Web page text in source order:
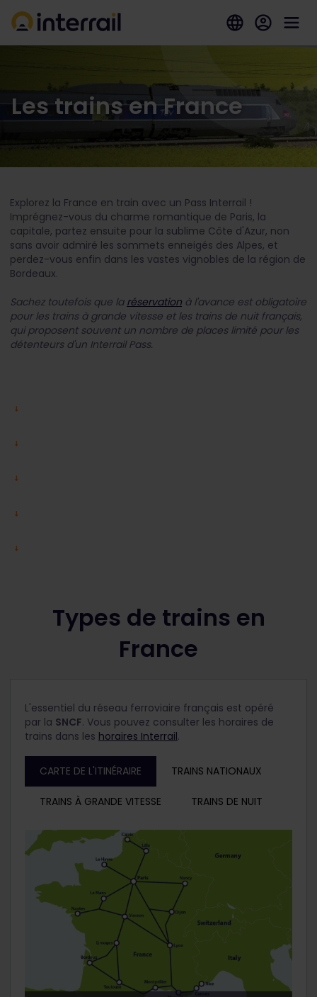
Les trains en France
Explorez la France en train avec un Pass Interrail !
Imprégnez-vous du charme romantique de Paris, la
capitale, partez ensuite pour la sublime Côte d'Azur, non
sans avoir admiré les sommets enneigés des Alpes, et
perdez-vous enfin dans les vastes vignobles de la région de
Bordeaux.
Sachez toutefois que la réservation à l'avance est obligatoire
pour les trains à grande vitesse et les trains de nuit français,
qui proposent souvent un nombre de places limité pour les
détenteurs d'un Interrail Pass.
Types de trains en
France
L'essentiel du réseau ferroviaire français est opéré
par la SNCF. Vous pouvez consulter les horaires de
trains dans les horaires Interrail.
CARTE DE L'ITINÉRAIRE TRAINS NATIONAUX
TRAINS À GRANDE VITESSE TRAINS DE NUIT